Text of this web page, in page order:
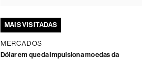
MAIS VISITADAS
MERCADOS
Dólar em queda impulsiona moedas da